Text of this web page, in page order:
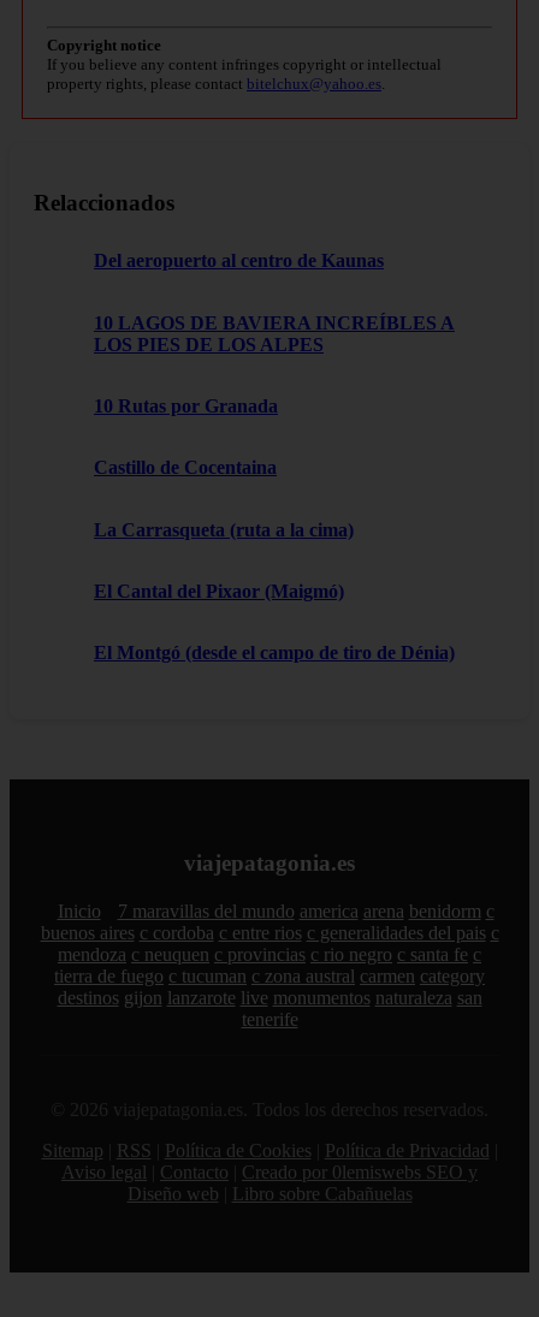
Copyright notice
If you believe any content infringes copyright or intellectual
property rights, please contact bitelchux@yahoo.es.
Relaccionados
Del aeropuerto al centro de Kaunas
10 LAGOS DE BAVIERA INCREÍBLES A
LOS PIES DE LOS ALPES
10 Rutas por Granada
Castillo de Cocentaina
La Carrasqueta (ruta a la cima)
El Cantal del Pixaor (Maigmó)
El Montgó (desde el campo de tiro de Dénia)
viajepatagonia.es
Inicio 7 maravillas del mundo america arena benidorm c
buenos aires c cordoba c entre rios c generalidades del pais c
mendoza c neuquen c provincias c rio negro c santa fe c
tierra de fuego c tucuman c zona austral carmen category
destinos gijon lanzarote live monumentos naturaleza san
tenerife
© 2026 viajepatagonia.es. Todos los derechos reservados.
Sitemap
RSS Política de Cookies Política de Privacidad
Aviso legal
Contacto
Creado por 0lemiswebs SEO y
Diseño web
Libro sobre Cabañuelas